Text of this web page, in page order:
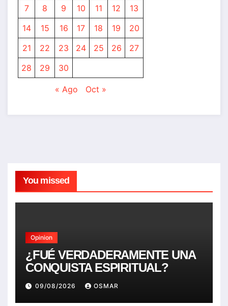
7
8 9 10 11 12
13
14
15 16 17 18 19
20
21
22 23 24 25 26
27
28
29 30
« Ago Oct »
You missed
Opinion
¿FUÉ VERDADERAMENTE UNA
CONQUISTA ESPIRITUAL?
09/08/2026 OSMAR